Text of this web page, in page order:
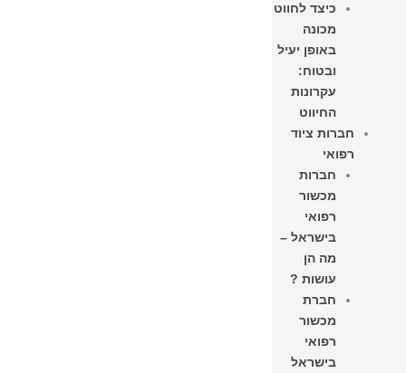
כיצד לחווט
מכונה
באופן יעיל
ובטוח:
עקרונות
החיווט
חברות ציוד
רפואי
חברות
מכשור
רפואי
בישראל –
מה הן
עושות ?
חברת
מכשור
רפואי
בישראל